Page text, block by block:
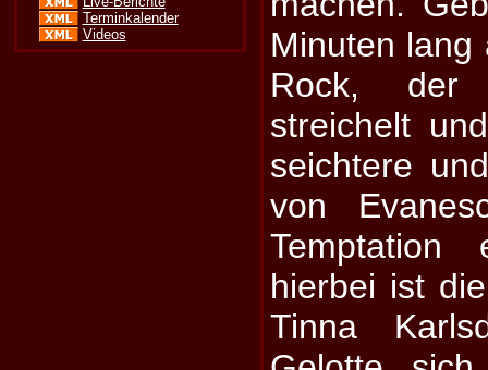
Terminkalender
Videos
Minuten lang
Rock, der
streichelt
seichtere
von
Temptation
hierbei ist
Tinna